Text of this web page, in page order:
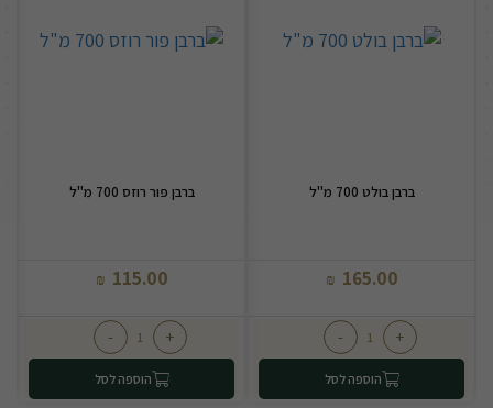
ברבן בולט 700 מ"ל
165.00
₪
+
-
הוספה לסל
ברבן פור רוזס 700 מ"ל
115.00
₪
+
-
הוספה לסל